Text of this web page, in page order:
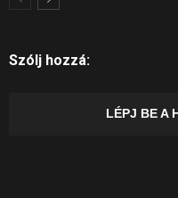
Szólj hozzá:
LÉPJ BE A